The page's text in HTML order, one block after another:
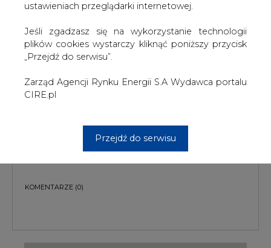
ustawieniach przeglądarki internetowej.
Jeśli zgadzasz się na wykorzystanie technologii
plików cookies wystarczy kliknąć poniższy przycisk
„Przejdź do serwisu”.
Zarząd Agencji Rynku Energii S.A Wydawca portalu
CIRE.pl
Przejdź do serwisu
KOMENTARZE (0)